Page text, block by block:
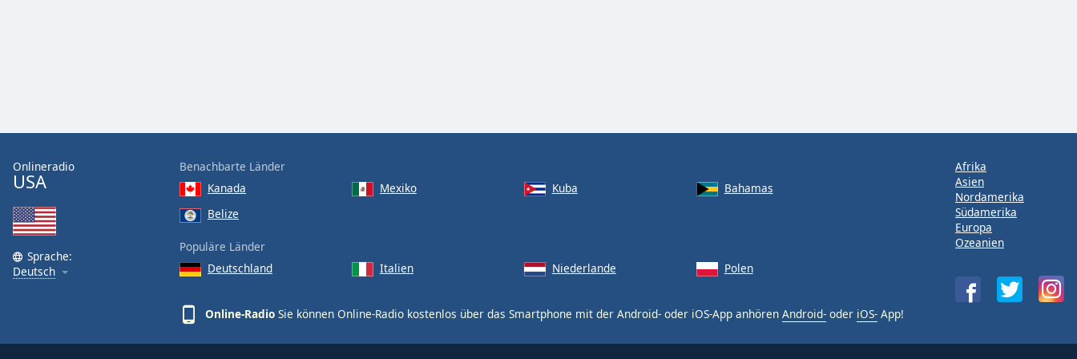
Opacity
Text
Color
Opacity
Background
Onlineradio
USA
Sprache:
Deutsch
Benachbarte Länder
Kanada
Mexiko Kuba
Bahamas
Belize
Populäre Länder
Deutschland
Italien Niederlande Polen
Online-Radio Sie können Online-Radio kostenlos über das Smartphone mit der Android- oder iOS-App anhören Android- oder iOS- App!
Afrika
Asien
Nordamerika
Südamerika
Europa
Ozeanien